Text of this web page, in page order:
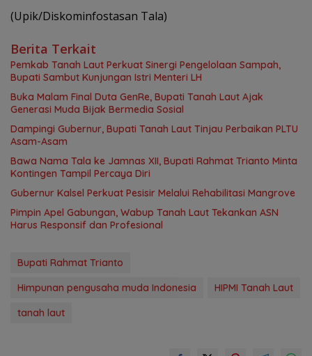
(Upik/Diskominfostasan Tala)
Berita Terkait
Pemkab Tanah Laut Perkuat Sinergi Pengelolaan Sampah,
Bupati Sambut Kunjungan Istri Menteri LH
Buka Malam Final Duta GenRe, Bupati Tanah Laut Ajak
Generasi Muda Bijak Bermedia Sosial
Dampingi Gubernur, Bupati Tanah Laut Tinjau Perbaikan PLTU
Asam-Asam
Bawa Nama Tala ke Jamnas XII, Bupati Rahmat Trianto Minta
Kontingen Tampil Percaya Diri
Gubernur Kalsel Perkuat Pesisir Melalui Rehabilitasi Mangrove
Pimpin Apel Gabungan, Wabup Tanah Laut Tekankan ASN
Harus Responsif dan Profesional
Bupati Rahmat Trianto
Himpunan pengusaha muda Indonesia
HIPMI Tanah Laut
tanah laut